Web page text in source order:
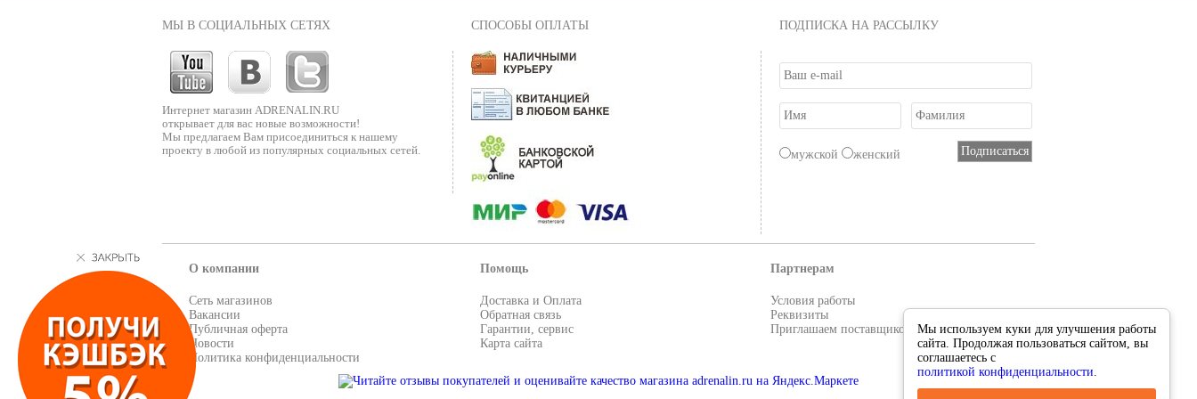
МЫ В СОЦИАЛЬНЫХ СЕТЯХ
Интернет магазин ADRENALIN.RU
открывает для вас новые возможности!
Мы предлагаем Вам присоединиться к нашему
проекту в любой из популярных социальных сетей.
СПОСОБЫ ОПЛАТЫ ПОДПИСКА НА РАССЫЛКУ
мужской женский
О компании
Сеть магазинов
Вакансии
Публичная оферта
Новости
Политика конфиденциальности
Помощь
Доставка и Оплата
Обратная связь
Гарантии, сервис
Карта сайта
Партнерам
Условия работы
Реквизиты
Приглашаем поставщиков
Мы используем куки для улучшения работы
сайта. Продолжая пользоваться сайтом, вы
соглашаетесь с
политикой конфиденциальности.